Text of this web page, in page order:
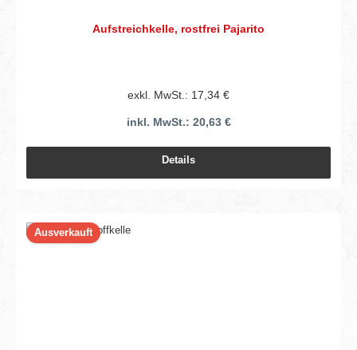
Aufstreichkelle, rostfrei Pajarito
exkl. MwSt.: 17,34 €
inkl. MwSt.: 20,63 €
Details
Ausverkauft